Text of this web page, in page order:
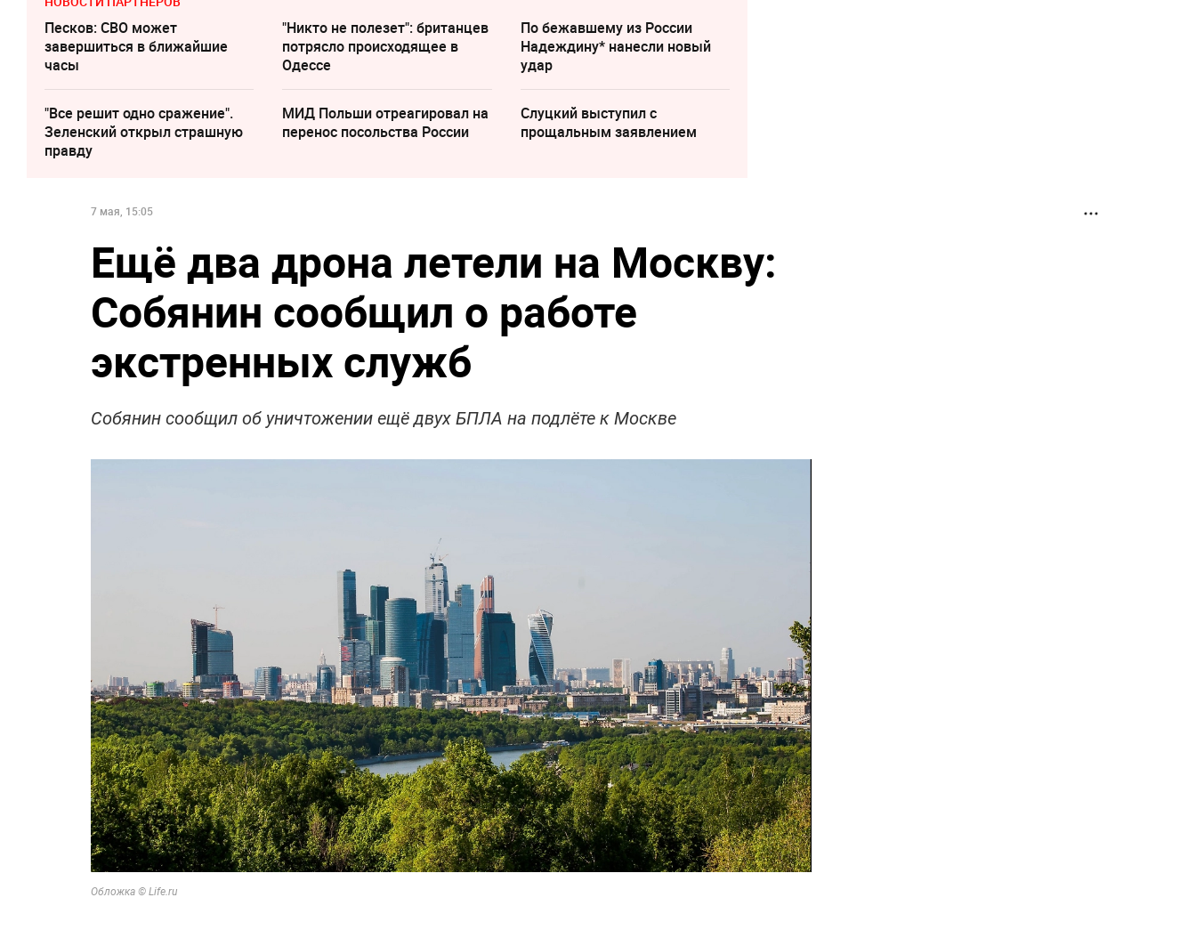
Песков: СВО может
завершиться в ближайшие
часы
"Никто не полезет": британцев
потрясло происходящее в
Одессе
По бежавшему из России
Надеждину* нанесли новый
удар
"Все решит одно сражение".
Зеленский открыл страшную
правду
МИД Польши отреагировал на
перенос посольства России
Слуцкий выступил с
прощальным заявлением
7 мая, 15:05
Ещё два дрона летели на Москву:
Собянин сообщил о работе
экстренных служб
Собянин сообщил об уничтожении ещё двух БПЛА на подлёте к Москве
Обложка © Life.ru